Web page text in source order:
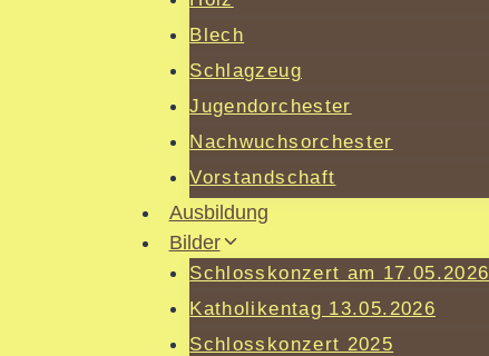
Blech
Schlagzeug
Jugendorchester
Nachwuchsorchester
Vorstandschaft
Ausbildung
Bilder
Schlosskonzert am 17.05.2026
Katholikentag 13.05.2026
Schlosskonzert 2025